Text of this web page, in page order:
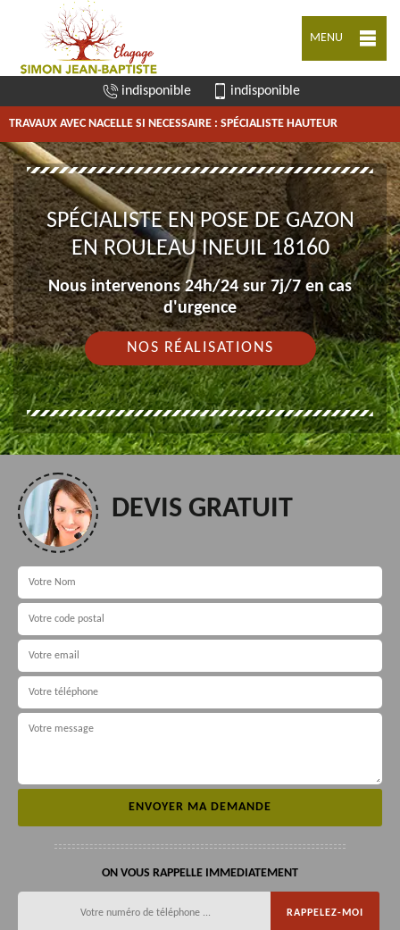
MENU
indisponible indisponible
TRAVAUX AVEC NACELLE SI NECESSAIRE : SPÉCIALISTE HAUTEUR
SPÉCIALISTE EN POSE DE GAZON
EN ROULEAU INEUIL 18160
Nous intervenons 24h/24 sur 7j/7 en cas
d'urgence
NOS RÉALISATIONS
DEVIS GRATUIT
ON VOUS RAPPELLE IMMEDIATEMENT